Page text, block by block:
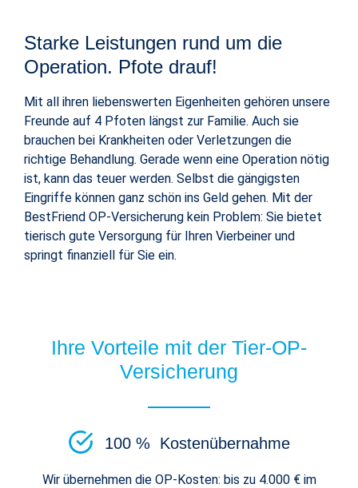
Starke Leistungen rund um die
Operation. Pfote drauf!
Mit all ihren liebenswerten Eigenheiten gehören unsere
Freunde auf 4 Pfoten längst zur Familie. Auch sie
brauchen bei Krankheiten oder Verletzungen die
richtige Behandlung. Gerade wenn eine Operation nötig
ist, kann das teuer werden. Selbst die gängigsten
Eingriffe können ganz schön ins Geld gehen. Mit der
BestFriend OP-Versicherung kein Problem: Sie bietet
tierisch gute Versorgung für Ihren Vierbeiner und
springt finanziell für Sie ein.
Ihre Vorteile mit der Tier-OP-
Versicherung
100 % Kostenübernahme
Wir übernehmen die OP-Kosten: bis zu 4.000 € im